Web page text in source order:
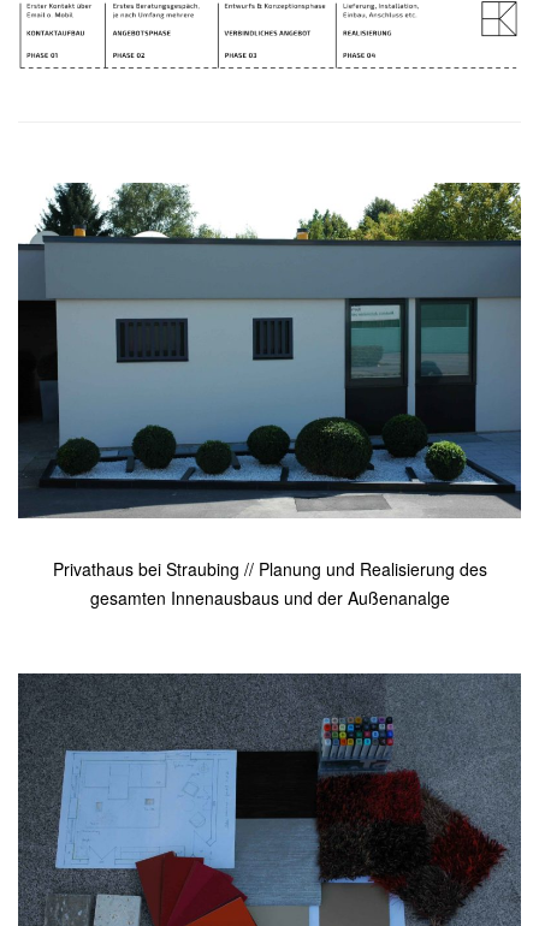
Privathaus bei Straubing // Planung und Realisierung des
gesamten Innenausbaus und der Außenanalge